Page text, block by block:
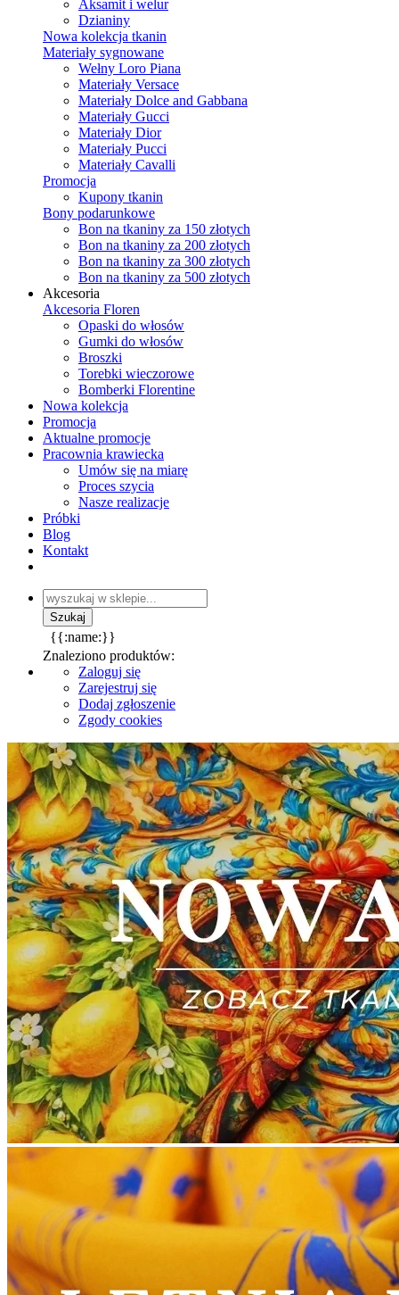
Aksamit i welur
Dzianiny
Nowa kolekcja tkanin
Materiały sygnowane
Wełny Loro Piana
Materiały Versace
Materiały Dolce and Gabbana
Materiały Gucci
Materiały Dior
Materiały Pucci
Materiały Cavalli
Promocja
Kupony tkanin
Bony podarunkowe
Bon na tkaniny za 150 złotych
Bon na tkaniny za 200 złotych
Bon na tkaniny za 300 złotych
Bon na tkaniny za 500 złotych
Akcesoria
Akcesoria Floren
Opaski do włosów
Gumki do włosów
Broszki
Torebki wieczorowe
Bomberki Florentine
Nowa kolekcja
Promocja
Aktualne promocje
Pracownia krawiecka
Umów się na miarę
Proces szycia
Nasze realizacje
Próbki
Blog
Kontakt
{{:name:}}
Znaleziono produktów:
Zaloguj się
Zarejestruj się
Dodaj zgłoszenie
Zgody cookies